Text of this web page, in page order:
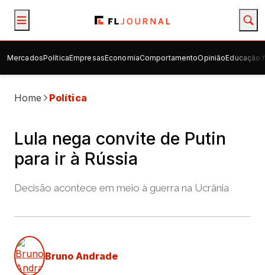
MercadosPolíticaEmpresasEconomiaComportamentoOpiniãoEducação
Home Política
Lula nega convite de Putin
para ir à Rússia
Decisão acontece em meio à guerra na Ucrânia
Bruno Andrade